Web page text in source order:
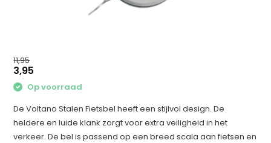
11,95
3,95
Op voorraad
De Voltano Stalen Fietsbel heeft een stijlvol design. De
heldere en luide klank zorgt voor extra veiligheid in het
verkeer. De bel is passend op een breed scala aan fietsen en